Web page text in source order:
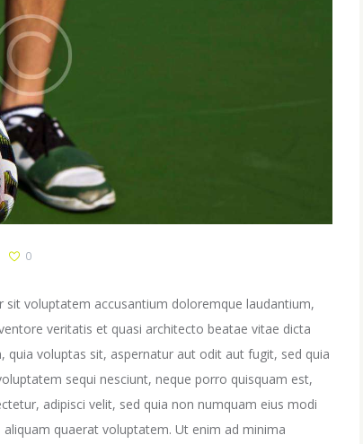
0
sit voluptatem accusantium doloremque laudantium,
veritatis et quasi architecto beatae vitae dicta
voluptas sit, aspernatur aut odit aut fugit, sed quia
sequi nesciunt, neque porro quisquam est,
adipisci velit, sed quia non numquam eius modi
quaerat voluptatem. Ut enim ad minima